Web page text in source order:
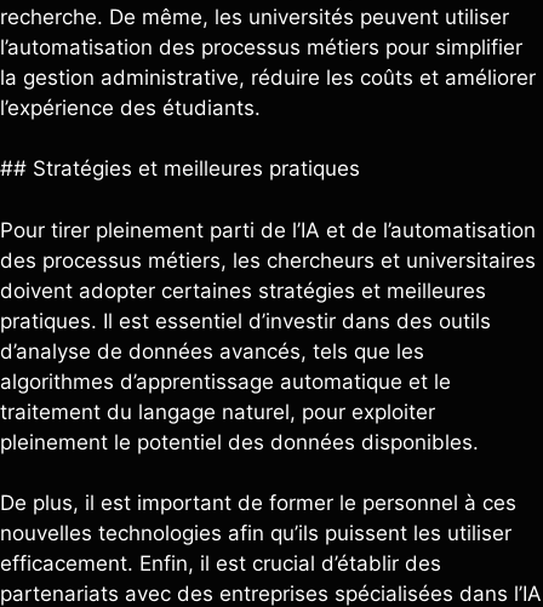
recherche. De même, les universités peuvent utiliser
l’automatisation des processus métiers pour simplifier
la gestion administrative, réduire les coûts et améliorer
l’expérience des étudiants.
## Stratégies et meilleures pratiques
Pour tirer pleinement parti de l’IA et de l’automatisation
des processus métiers, les chercheurs et universitaires
doivent adopter certaines stratégies et meilleures
pratiques. Il est essentiel d’investir dans des outils
d’analyse de données avancés, tels que les
algorithmes d’apprentissage automatique et le
traitement du langage naturel, pour exploiter
pleinement le potentiel des données disponibles.
De plus, il est important de former le personnel à ces
nouvelles technologies afin qu’ils puissent les utiliser
efficacement. Enfin, il est crucial d’établir des
partenariats avec des entreprises spécialisées dans l’IA